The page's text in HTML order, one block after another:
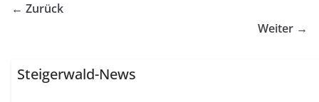
← Zurück
Weiter →
Steigerwald-News